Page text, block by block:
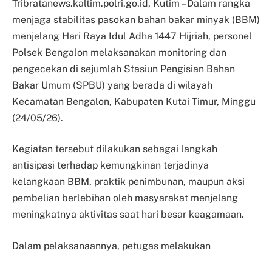
Tribratanews.kaltim.polri.go.id, Kutim – Dalam rangka
menjaga stabilitas pasokan bahan bakar minyak (BBM)
menjelang Hari Raya Idul Adha 1447 Hijriah, personel
Polsek Bengalon melaksanakan monitoring dan
pengecekan di sejumlah Stasiun Pengisian Bahan
Bakar Umum (SPBU) yang berada di wilayah
Kecamatan Bengalon, Kabupaten Kutai Timur, Minggu
(24/05/26).
Kegiatan tersebut dilakukan sebagai langkah
antisipasi terhadap kemungkinan terjadinya
kelangkaan BBM, praktik penimbunan, maupun aksi
pembelian berlebihan oleh masyarakat menjelang
meningkatnya aktivitas saat hari besar keagamaan.
Dalam pelaksanaannya, petugas melakukan